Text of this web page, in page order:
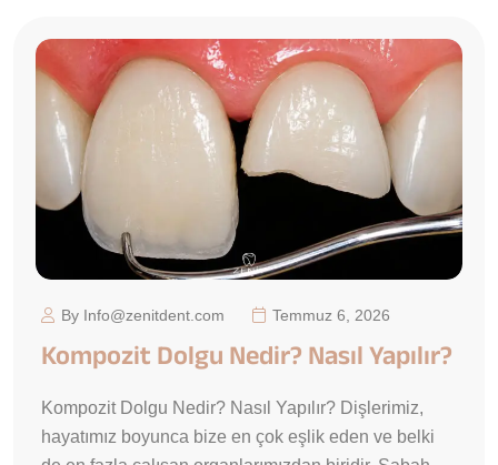
By Info@zenitdent.com Temmuz 6, 2026
Kompozit Dolgu Nedir? Nasıl Yapılır?
Kompozit Dolgu Nedir? Nasıl Yapılır? Dişlerimiz,
hayatımız boyunca bize en çok eşlik eden ve belki